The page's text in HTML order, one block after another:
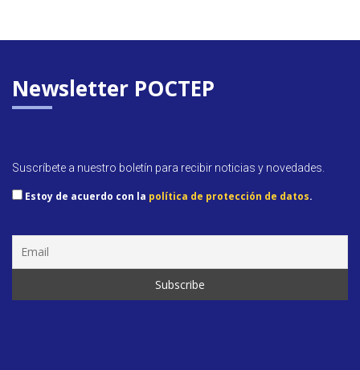
Newsletter POCTEP
Suscríbete a nuestro boletín para recibir noticias y novedades.
Estoy de acuerdo con la política de protección de datos.